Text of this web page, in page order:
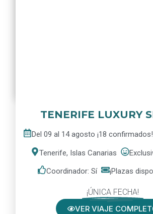
TENERIFE LUXURY
Del 09 al 14 agosto ¡18
Tenerife, Islas Canarias
Coordinador: Sí ¡Plazas
¡ÚNICA FECHA!
VER VIAJE